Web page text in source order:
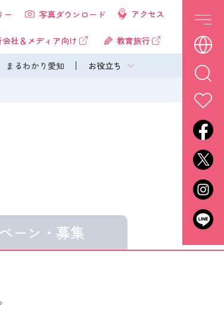
まるわかり愛知 お役立ち
ー 写真ダウンロード アクセス
会社＆メディア向け 教育旅行
ーン・ 募集